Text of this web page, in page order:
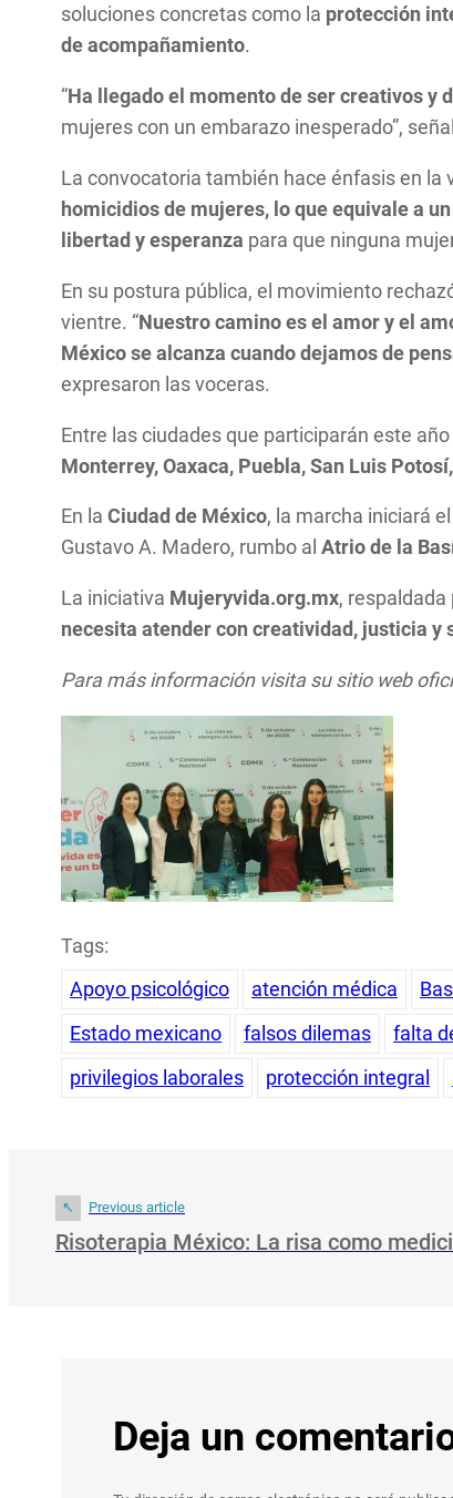
soluciones concretas como la protección
de acompañamiento.
“Ha llegado el momento de ser creativos
mujeres con un embarazo inesperado”,
La convocatoria también hace énfasis en
homicidios de mujeres, lo que equivale a
libertad y esperanza para que ninguna
En su postura pública, el movimiento
vientre. “Nuestro camino es el amor y el
México se alcanza cuando dejamos de
expresaron las voceras.
Entre las ciudades que participarán este
Monterrey, Oaxaca, Puebla, San Luis
En laCiudad de México, la marcha iniciará
Gustavo A. Madero, rumbo alAtrio de la
La iniciativa Mujeryvida.org.mx, respaldada
necesita atender con creatividad, justicia y
Para más información visita su sitio web
Tags:
Apoyo psicológico
atención médica
Estado mexicano
falsos dilemas falta
privilegios laborales
protección integral
Previous article
Risoterapia México: La risa como
Deja un